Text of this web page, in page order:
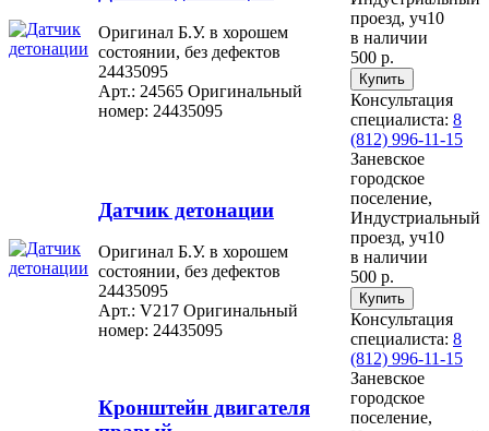
Оригинал Б.У. в хорошем
состоянии, без дефектов
24435095
Арт.: 24565 Оригинальный
номер: 24435095
проезд, уч10
в наличии
500 р.
Консультация
специалиста: 8
(812) 996-11-15
Датчик детонации
Оригинал Б.У. в хорошем
состоянии, без дефектов
24435095
Арт.: V217 Оригинальный
номер: 24435095
Заневское
городское
поселение,
Индустриальный
проезд, уч10
в наличии
500 р.
Консультация
специалиста: 8
(812) 996-11-15
Кронштейн двигателя
Заневское
городское
поселение,